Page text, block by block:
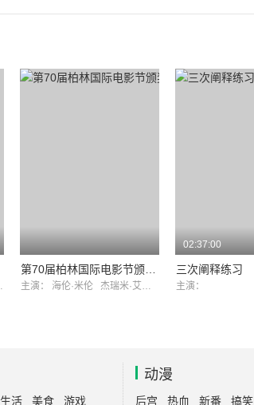
主演： 海伦·米伦 杰瑞米·艾恩斯
02:37:00
三次阐释练习
主演：
生活 美食 游戏
动漫
后宫 热血 新番 搞笑